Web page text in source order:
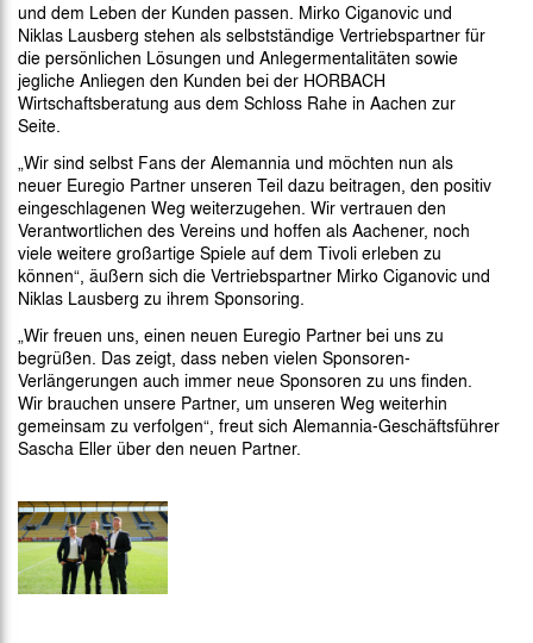
und dem Leben der Kunden passen. Mirko Ciganovic und
Niklas Lausberg stehen als selbstständige Vertriebspartner für
die persönlichen Lösungen und Anlegermentalitäten sowie
jegliche Anliegen den Kunden bei der HORBACH
Wirtschaftsberatung aus dem Schloss Rahe in Aachen zur
Seite.
„Wir sind selbst Fans der Alemannia und möchten nun als
neuer Euregio Partner unseren Teil dazu beitragen, den positiv
eingeschlagenen Weg weiterzugehen. Wir vertrauen den
Verantwortlichen des Vereins und hoffen als Aachener, noch
viele weitere großartige Spiele auf dem Tivoli erleben zu
können“, äußern sich die Vertriebspartner Mirko Ciganovic und
Niklas Lausberg zu ihrem Sponsoring.
„Wir freuen uns, einen neuen Euregio Partner bei uns zu
begrüßen. Das zeigt, dass neben vielen Sponsoren-
Verlängerungen auch immer neue Sponsoren zu uns finden.
Wir brauchen unsere Partner, um unseren Weg weiterhin
gemeinsam zu verfolgen“, freut sich Alemannia-Geschäftsführer
Sascha Eller über den neuen Partner.